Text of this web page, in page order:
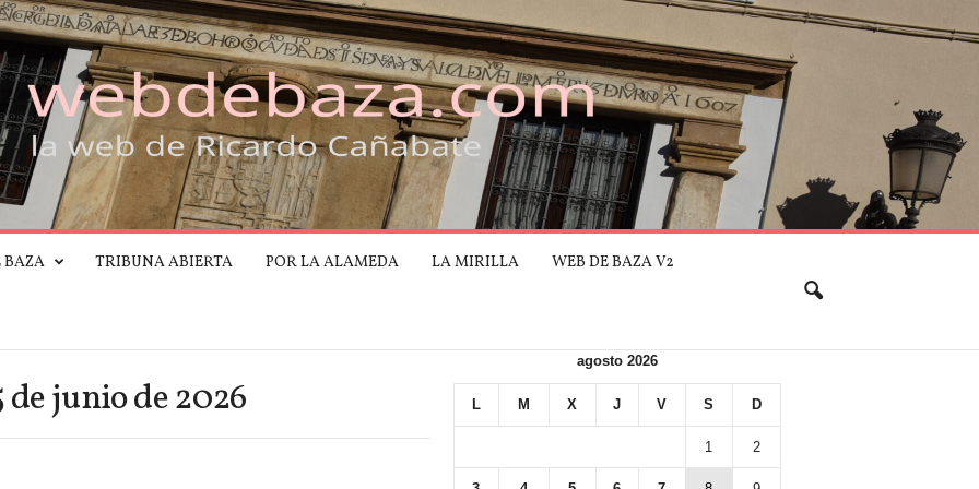
BAZA TRIBUNA ABIERTA POR LA ALAMEDA LA MIRILLA WEB DE BAZA V2
de junio de 2026
agosto 2026
L M X J V S D
1 2